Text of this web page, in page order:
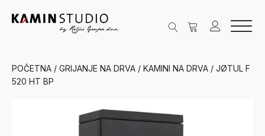
POČETNA / GRIJANJE NA DRVA / KAMINI NA DRVA / JØTUL F
520 HT BP